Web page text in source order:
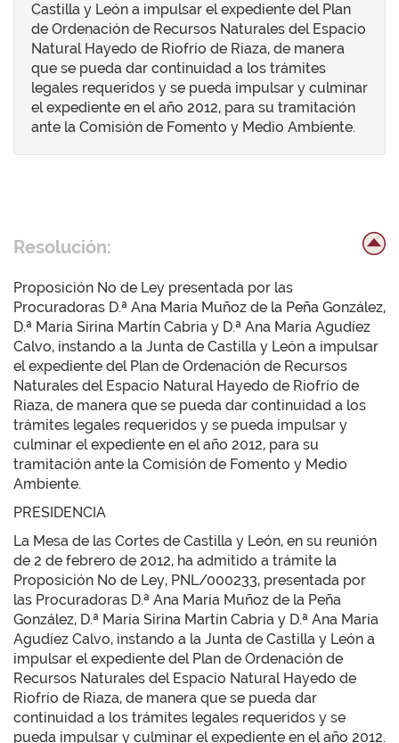
Castilla y León a impulsar el expediente del Plan
de Ordenación de Recursos Naturales del Espacio
Natural Hayedo de Riofrío de Riaza, de manera
que se pueda dar continuidad a los trámites
legales requeridos y se pueda impulsar y culminar
el expediente en el año 2012, para su tramitación
ante la Comisión de Fomento y Medio Ambiente.
Resolución:
Proposición No de Ley presentada por las
Procuradoras D.ª Ana María Muñoz de la Peña González,
D.ª María Sirina Martín Cabria y D.ª Ana María Agudíez
Calvo, instando a la Junta de Castilla y León a impulsar
el expediente del Plan de Ordenación de Recursos
Naturales del Espacio Natural Hayedo de Riofrío de
Riaza, de manera que se pueda dar continuidad a los
trámites legales requeridos y se pueda impulsar y
culminar el expediente en el año 2012, para su
tramitación ante la Comisión de Fomento y Medio
Ambiente.
PRESIDENCIA
La Mesa de las Cortes de Castilla y León, en su reunión
de 2 de febrero de 2012, ha admitido a trámite la
Proposición No de Ley, PNL/000233, presentada por
las Procuradoras D.ª Ana María Muñoz de la Peña
González, D.ª María Sirina Martín Cabria y D.ª Ana María
Agudíez Calvo, instando a la Junta de Castilla y León a
impulsar el expediente del Plan de Ordenación de
Recursos Naturales del Espacio Natural Hayedo de
Riofrío de Riaza, de manera que se pueda dar
continuidad a los trámites legales requeridos y se
pueda impulsar y culminar el expediente en el año 2012.